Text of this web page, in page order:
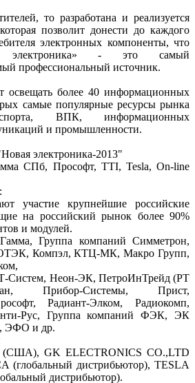
то разработана и реализуется
позволит донести до каждого
электронных компоненты, что
электроника» - это самый
профессиональный источник.
освещать более 40 информационных
самые популярные ресурсы рынка
ВПК, информационных
и промышленности.
электроника-2013"
СПб, Прософт, TTI, Tesla, On-line
участие крупнейшие российские
на российский рынок более 90%
и модулей.
Группа компаний Симметрон,
Компэл, КТЦ-МК, Макро Групп,
Неон-ЭК, ПетроИнТрейд (PT
Прибор-Системы, Прист,
Радиант-Элком, Радиокомп,
Рус, Группа компаний ФЭК, ЭК
и др.
(США), GK ELECTRONICS CO.,LTD
(глобальный дистрибьютор), TESLA
дистрибьютор).